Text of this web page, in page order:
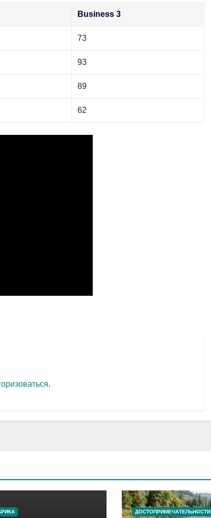
Business 3
73
93
89
62
.
ДОСТОПРИМЕЧАТЕЛЬНОСТИ